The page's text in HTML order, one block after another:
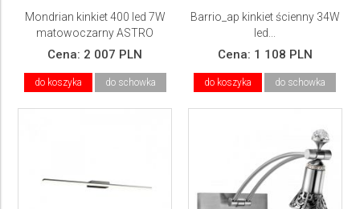
Mondrian kinkiet 400 led 7W
matowoczarny ASTRO
Cena: 2 007 PLN
do koszyka do schowka
Barrio_ap kinkiet ścienny 34W
led...
Cena: 1 108 PLN
do koszyka do schowka